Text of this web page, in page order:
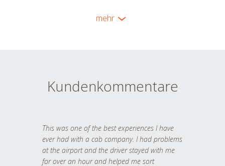
mehr
Kundenkommentare
This was one of the best experiences I have
ever had with a cab company. I had problems
at the airport and the driver stayed with me
for over an hour and helped me sort